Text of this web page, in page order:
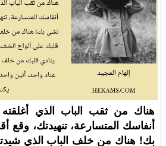
هناك من ثقب الباب الذي
أنفاسك المتسارعة، تنهيدتك، وقع
بك! هناك من خلف الباب الذي